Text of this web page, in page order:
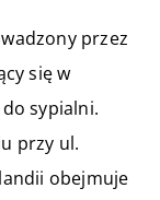
przez
się w
sypialni.
przy ul.
obejmuje